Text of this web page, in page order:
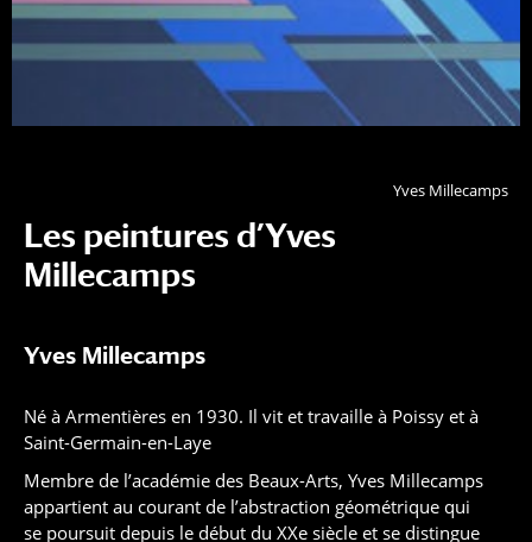
Yves Millecamps
Les peintures d’Yves
Millecamps
Yves Millecamps
Né à Armentières en 1930. Il vit et travaille à Poissy et à
Saint-Germain-en-Laye
Membre de l’académie des Beaux-Arts, Yves Millecamps
appartient au courant de l’abstraction géométrique qui
se poursuit depuis le début du XXe siècle et se distingue